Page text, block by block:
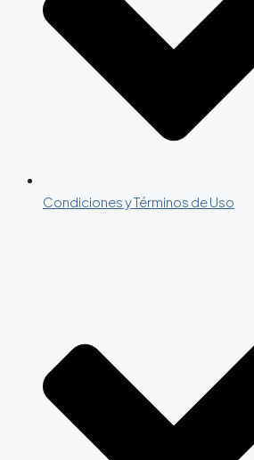
Condiciones y Términos de Uso